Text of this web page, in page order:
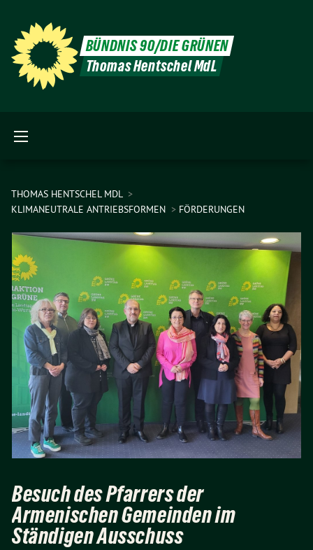
BÜNDNIS 90/DIE GRÜNEN
Thomas Hentschel MdL
THOMAS HENTSCHEL MDL
KLIMANEUTRALE ANTRIEBSFORMEN
FÖRDERUNGEN
Besuch des Pfarrers der
Armenischen Gemeinden im
Ständigen Ausschuss